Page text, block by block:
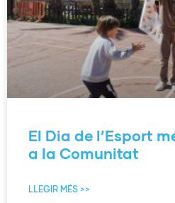
El Dia de l’Esport
a la Comunitat
LLEGIR MÉS >>